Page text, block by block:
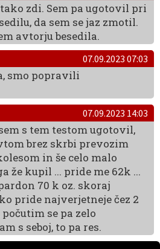
zdi. Sem pa ugotovil pri
da sem se jaz zmotil.
avtorju besedila.
07.09.2023 07:03
smo popravili
07.09.2023 14:03
s tem testom ugotovil,
brez skrbi prevozim
in še celo malo
že kupil ... pride me 62k ...
70 k oz. skoraj
pride najverjetneje čez 2
se pa zelo
s seboj, to pa res.